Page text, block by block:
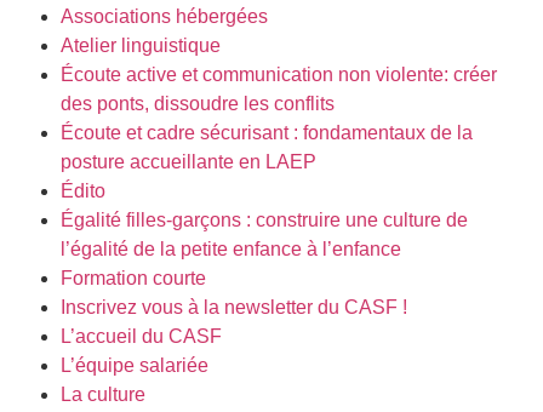
Associations hébergées
Atelier linguistique
Écoute active et communication non violente: créer
des ponts, dissoudre les conflits
Écoute et cadre sécurisant : fondamentaux de la
posture accueillante en LAEP​
Édito
Égalité filles-garçons : construire une culture de
l’égalité de la petite enfance à l’enfance
Formation courte
Inscrivez vous à la newsletter du CASF !
L’accueil du CASF
L’équipe salariée
La culture